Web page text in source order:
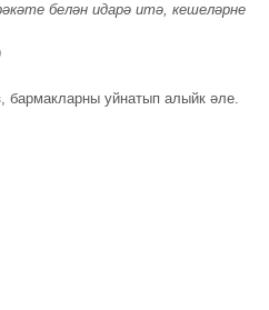
белән идарә итә, кешеләрне
бармакларны уйнатып алыйк әле.